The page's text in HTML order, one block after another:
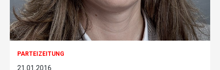
PARTEIZEITUNG
21.01.2016